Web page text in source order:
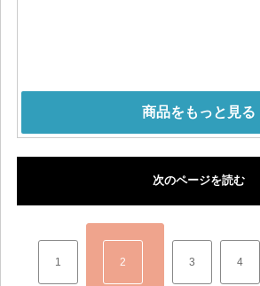
次のページを読む
1 2 3 4